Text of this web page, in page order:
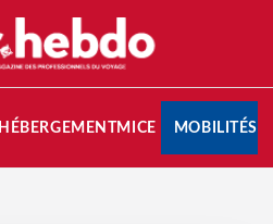
HÉBERGEMENTMICE MOBILITÉS